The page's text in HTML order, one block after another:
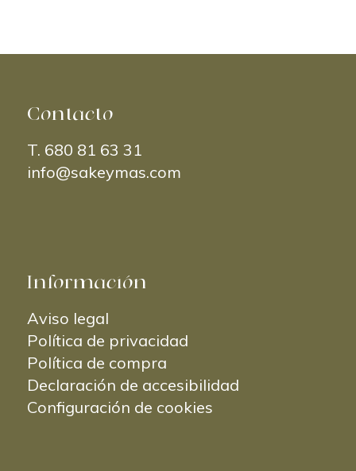
Contacto
T. 680 81 63 31
info@sakeymas.com
Información
Aviso legal
Política de privacidad
Política de compra
Declaración de accesibilidad
Configuración de cookies